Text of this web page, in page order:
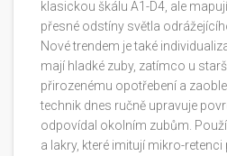
klasickou škálu A1-D4, ale
přesné odstíny světla
Nové trendem je také
mají hladké zuby, zatímco u
přirozenému opotřebení a
technik dnes ručně upravuje
odpovídal okolním zubům.
a lakry, které imitují mikro-